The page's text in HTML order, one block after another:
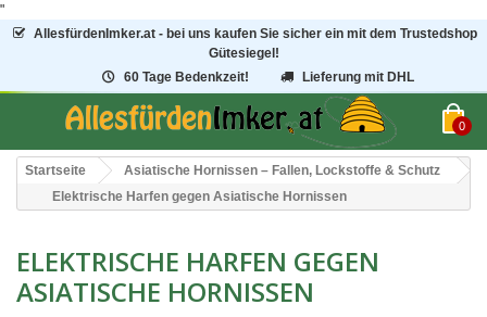
"
AllesfürdenImker.at - bei uns kaufen Sie sicher ein mit dem Trustedshop
Gütesiegel!
60 Tage Bedenkzeit!
Lieferung mit DHL
0
Startseite
Asiatische Hornissen – Fallen, Lockstoffe & Schutz
Elektrische Harfen gegen Asiatische Hornissen
ELEKTRISCHE HARFEN GEGEN
ASIATISCHE HORNISSEN